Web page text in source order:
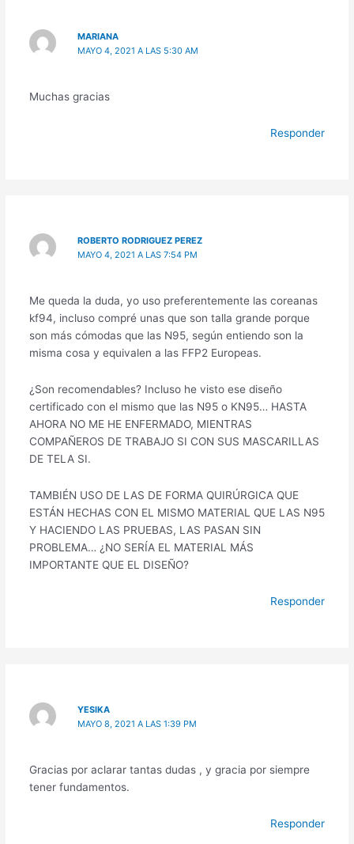
MARIANA
MAYO 4, 2021 A LAS 5:30 AM
Muchas gracias
Responder
ROBERTO RODRIGUEZ PEREZ
MAYO 4, 2021 A LAS 7:54 PM
Me queda la duda, yo uso preferentemente las coreanas
kf94, incluso compré unas que son talla grande porque
son más cómodas que las N95, según entiendo son la
misma cosa y equivalen a las FFP2 Europeas.
¿Son recomendables? Incluso he visto ese diseño
certificado con el mismo que las N95 o KN95… HASTA
AHORA NO ME HE ENFERMADO, MIENTRAS
COMPAÑEROS DE TRABAJO SI CON SUS MASCARILLAS
DE TELA SI.
TAMBIÉN USO DE LAS DE FORMA QUIRÚRGICA QUE
ESTÁN HECHAS CON EL MISMO MATERIAL QUE LAS N95
Y HACIENDO LAS PRUEBAS, LAS PASAN SIN
PROBLEMA… ¿NO SERÍA EL MATERIAL MÁS
IMPORTANTE QUE EL DISEÑO?
Responder
YESIKA
MAYO 8, 2021 A LAS 1:39 PM
Gracias por aclarar tantas dudas , y gracia por siempre
tener fundamentos.
Responder